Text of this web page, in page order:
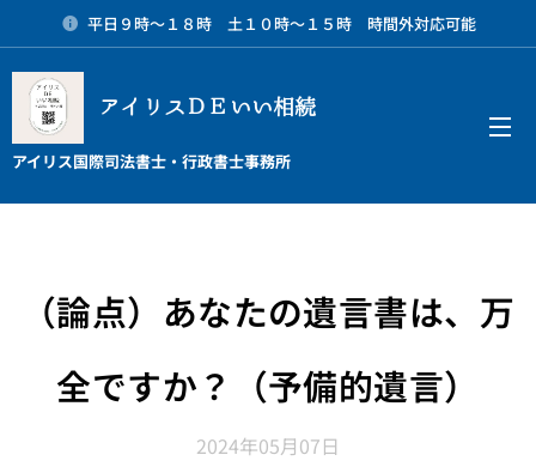
平日９時～１８時 土１０時～１５時 時間外対応可能
アイリスＤＥいい相続
アイリス国際司法書士・行政書士事務所
（論点）あなたの遺言書は、万
全ですか？（予備的遺言）
2024年05月07日